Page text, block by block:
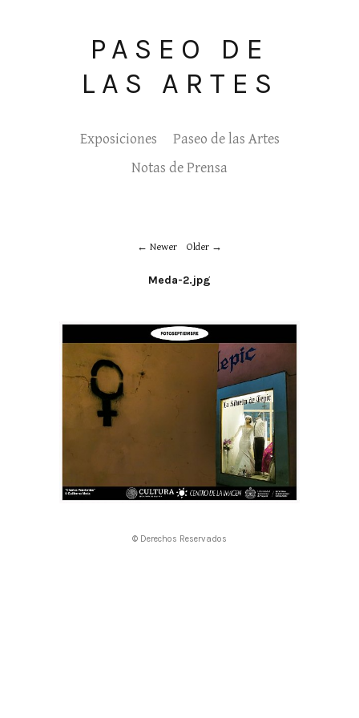
PASEO DE
LAS ARTES
Exposiciones
Paseo de las Artes
Notas de Prensa
Newer Older
Meda-2.jpg
© Derechos Reservados